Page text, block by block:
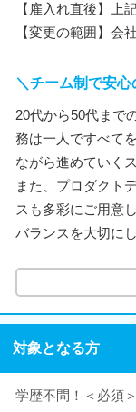
【雇入れ直後】上
【変更の範囲】会
＼チーム制で安
20代から50代まで
務は一人ですべて
ながら進めていく
また、プロダクト
スも多彩にご用意
バランスを大切に
対象となる方
学歴不問！＜必須